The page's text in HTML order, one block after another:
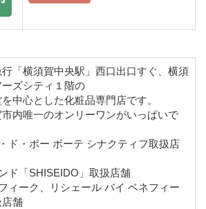
「横須賀中央駅」西口出口すぐ、横須
ーズシティ１階の
中心とした化粧品専門店です。
内唯一のオンリーワンがいっぱいで
ド・ポー ボーテ シナクティフ取扱店
ド「SHISEIDO」取扱店舗
ィーク、リシェール バイ ベネフィー
店舗